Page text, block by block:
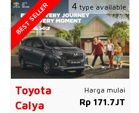
Toyota
Calya
Harga mulai
Rp 171.7JT
BEST SELLER 4 type available